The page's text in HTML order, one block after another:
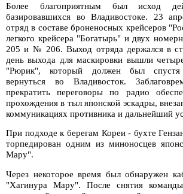
Более благоприятным был исход
базировавшихся во Владивостоке. 23
отряд в составе броненосных крейсеров
легкого крейсера "Богатырь" и двух
205 и № 206. Выход отряда держался в
день выхода для маскировки вышли
"Рюрик", который должен был спустя
вернуться во Владивосток.
прекратить переговоры по радио
прохождения в тыл японской эскадры,
коммуникациях противника и дальнейший
При подходе к берегам Кореи - бухте
торпедирован одним из миноносцев
Мару".
Через некоторое время был обнаружен
"Хагинура Мару". После снятия